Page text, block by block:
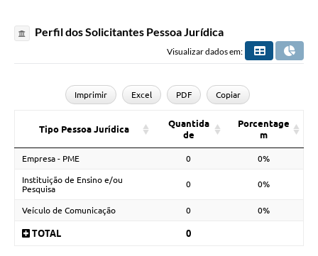
Perfil dos Solicitantes Pessoa Jurídica
Visualizar dados em:
Imprimir Excel PDF Copiar
Tipo Pessoa Jurídica
Quantida
de
Porcentage
m
Empresa - PME 0 0%
Instituição de Ensino e/ou
Pesquisa
0 0%
Veículo de Comunicação 0 0%
TOTAL 0